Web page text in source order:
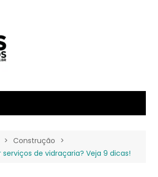
Construção
de vidraçaria? Veja 9 dicas!